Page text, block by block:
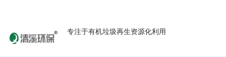
专注于有机垃圾再生资源化利用